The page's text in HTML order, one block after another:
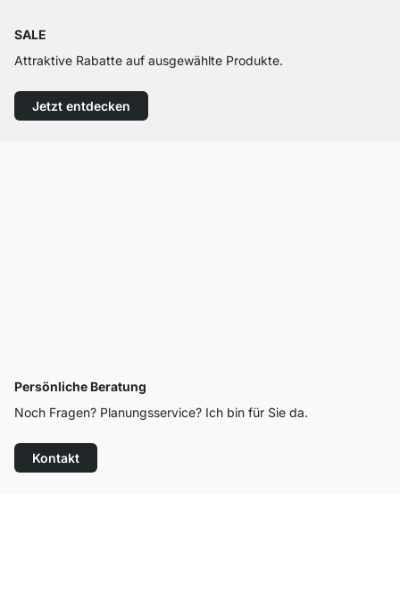
SALE
Attraktive Rabatte auf ausgewählte Produkte.
Jetzt entdecken
Persönliche Beratung
Noch Fragen? Planungsservice? Ich bin für Sie da.
Kontakt